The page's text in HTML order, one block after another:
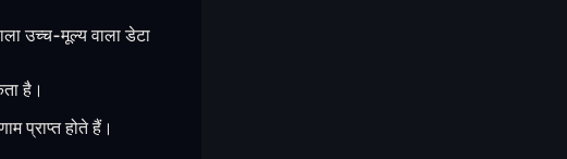
उच्च-मूल्य वाला डेटा
है।
प्राप्त होते हैं।